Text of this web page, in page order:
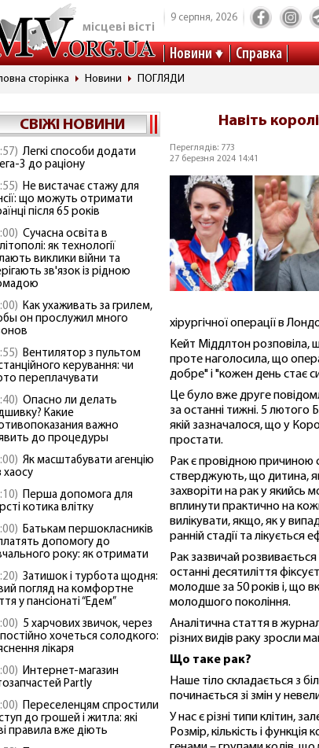
місцеві вісті
9 серпня, 2026
Новини Справка
сторінка Новини ПОГЛЯДИ
СВІЖІ НОВИНИ
Легкі способи додати
3 до раціону
Не вистачає стажу для
що можуть отримати
після 65 років
Сучасна освіта в
як технології
виклики війни та
зв'язок із рідною
Как ухаживать за грилем,
он прослужил много
Вентилятор з пультом
керування: чи
переплачувати
Опасно ли делать
Какие
важно
до процедуры
Як масштабувати агенцію
хаосу
Перша допомога для
котика влітку
Батькам першокласників
допомогу до
року: як отримати
Затишок і турбота щодня:
погляд на комфортне
у пансіонаті “Едем”
5 харчових звичок, через
постійно хочеться солодкого:
лікаря
Интернет-магазин
Partly
Переселенцям спростили
до грошей і житла: які
правила вже діють
Навіть
Переглядів: 773
27 березня 2024 14:41
хірургічної операції в
Кейт Міддлтон розповіла,
проте наголосила, що
добре" і "кожен день стає
Це було вже друге
за останні тижні. 5 лютого
якій зазначалося, що у
простати.
Рак є провідною причиною
стверджують, що дитина,
захворіти на рак у якийсь
вплинути практично на
вилікувати, якщо, як у
ранній стадії та лікується
Рак зазвичай
останні десятиліття
молодше за 50 років і, що
молодшого покоління.
Аналітична стаття в
різних видів раку зросли
Що таке рак?
Наше тіло складається з
починається зі змін у
У нас є різні типи клітин,
Розмір, кількість і